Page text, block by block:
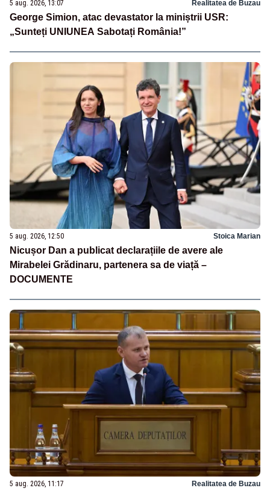
5 aug. 2026, 13:07 Realitatea de Buzau
George Simion, atac devastator la miniștrii USR:
„Sunteți UNIUNEA Sabotați România!”
5 aug. 2026, 12:50 Stoica Marian
Nicușor Dan a publicat declarațiile de avere ale
Mirabelei Grădinaru, partenera sa de viață –
DOCUMENTE
5 aug. 2026, 11:17 Realitatea de Buzau